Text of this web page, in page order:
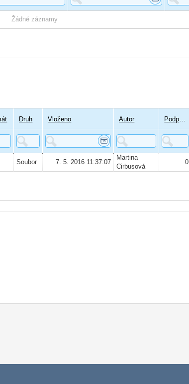
Žádné záznamy
Druh Vloženo Autor Podpisů
Soubor 7. 5. 2016 11:37:07
Martina
Cirbusová
0